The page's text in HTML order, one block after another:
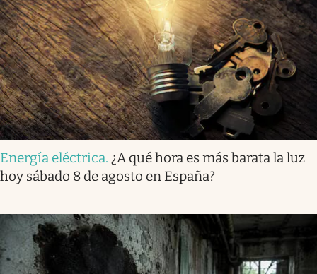
Energía eléctrica. ¿A qué hora es más barata la luz
hoy sábado 8 de agosto en España?